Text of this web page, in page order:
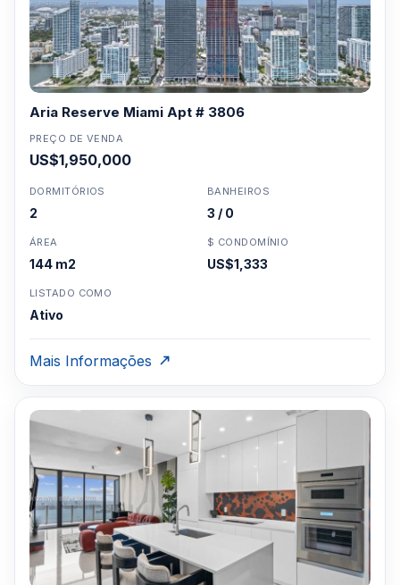
Aria Reserve Miami Apt # 3806
PREÇO DE VENDA
US$1,950,000
DORMITÓRIOS
2
BANHEIROS
3 / 0
ÁREA
144 m2
$ CONDOMÍNIO
US$1,333
LISTADO COMO
Ativo
Mais Informações